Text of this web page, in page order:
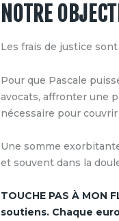
NOTRE
Les frais de justice
Pour que Pascale
avocats, affronter une
nécessaire pour
Une somme
et souvent dans la
TOUCHE PAS À
soutiens. Chaque